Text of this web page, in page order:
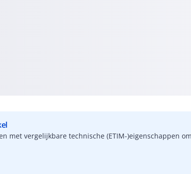
met vergelijkbare technische (ETIM-)eigenschappen